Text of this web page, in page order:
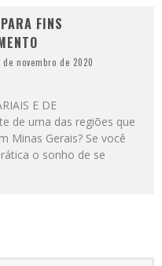
FINS
de novembro de 2020
E DE
de uma das regiões que
Minas Gerais? Se você
o sonho de se